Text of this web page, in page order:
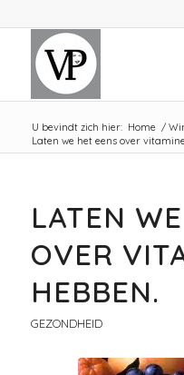
U bevindt zich hier: Home /
Laten we het eens over
LATEN
OVER
HEBBEN.
GEZONDHEID